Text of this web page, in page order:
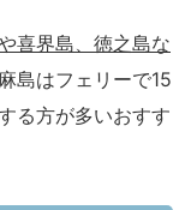
喜界島、徳之島な
島はフェリーで15
る方が多いおすす